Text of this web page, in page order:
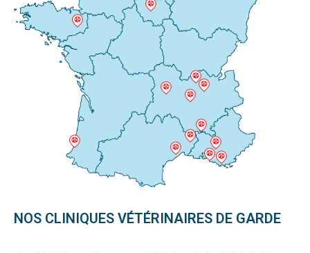
NOS CLINIQUES VÉTÉRINAIRES DE GARDE